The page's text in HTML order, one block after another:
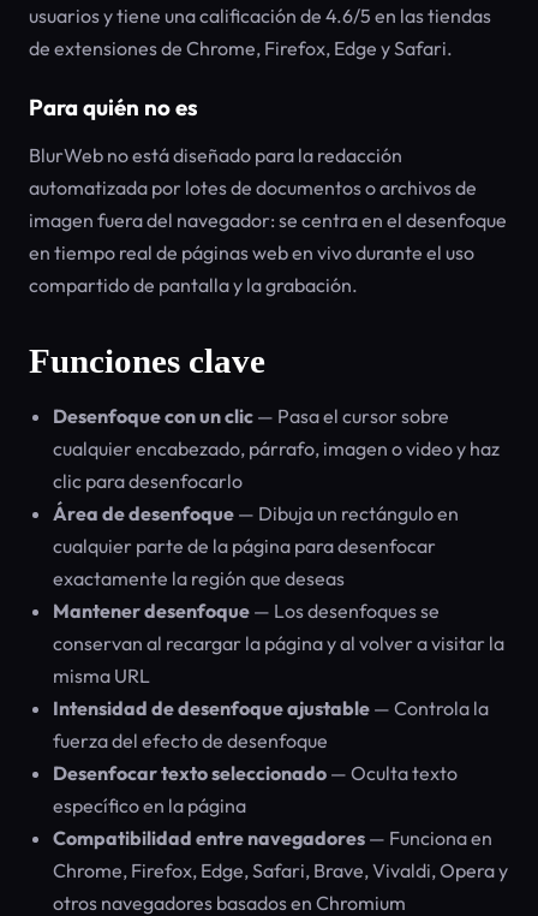
usuarios y tiene una calificación de 4.6/5 en las tiendas
de extensiones de Chrome, Firefox, Edge y Safari.
Para quién no es
BlurWeb no está diseñado para la redacción
automatizada por lotes de documentos o archivos de
imagen fuera del navegador: se centra en el desenfoque
en tiempo real de páginas web en vivo durante el uso
compartido de pantalla y la grabación.
Funciones clave
Desenfoque con un clic — Pasa el cursor sobre
cualquier encabezado, párrafo, imagen o video y haz
clic para desenfocarlo
Área de desenfoque — Dibuja un rectángulo en
cualquier parte de la página para desenfocar
exactamente la región que deseas
Mantener desenfoque — Los desenfoques se
conservan al recargar la página y al volver a visitar la
misma URL
Intensidad de desenfoque ajustable — Controla la
fuerza del efecto de desenfoque
Desenfocar texto seleccionado — Oculta texto
específico en la página
Compatibilidad entre navegadores — Funciona en
Chrome, Firefox, Edge, Safari, Brave, Vivaldi, Opera y
otros navegadores basados en Chromium